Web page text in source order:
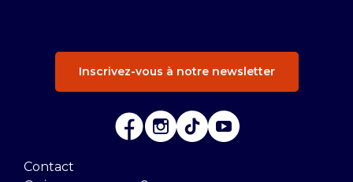
Inscrivez-vous à notre newsletter
Contact